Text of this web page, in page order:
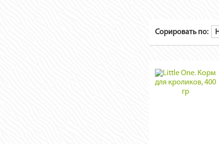
Сорировать по: